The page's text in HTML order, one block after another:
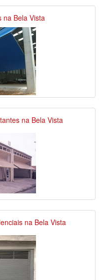
na Bela Vista
na Bela Vista
na Bela Vista